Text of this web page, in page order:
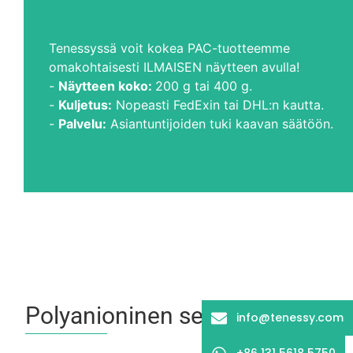
Tenessyssä voit kokea PAC-tuotteemme
omakohtaisesti ILMAISEN näytteen avulla!
- Näytteen koko: 200 g tai 400 g.
- Kuljetus: Nopeasti FedExin tai DHL:n kautta.
- Palvelu: Asiantuntijoiden tuki kaavan säätöön.
Polyanioninen selluloosainfo@tenessy.com